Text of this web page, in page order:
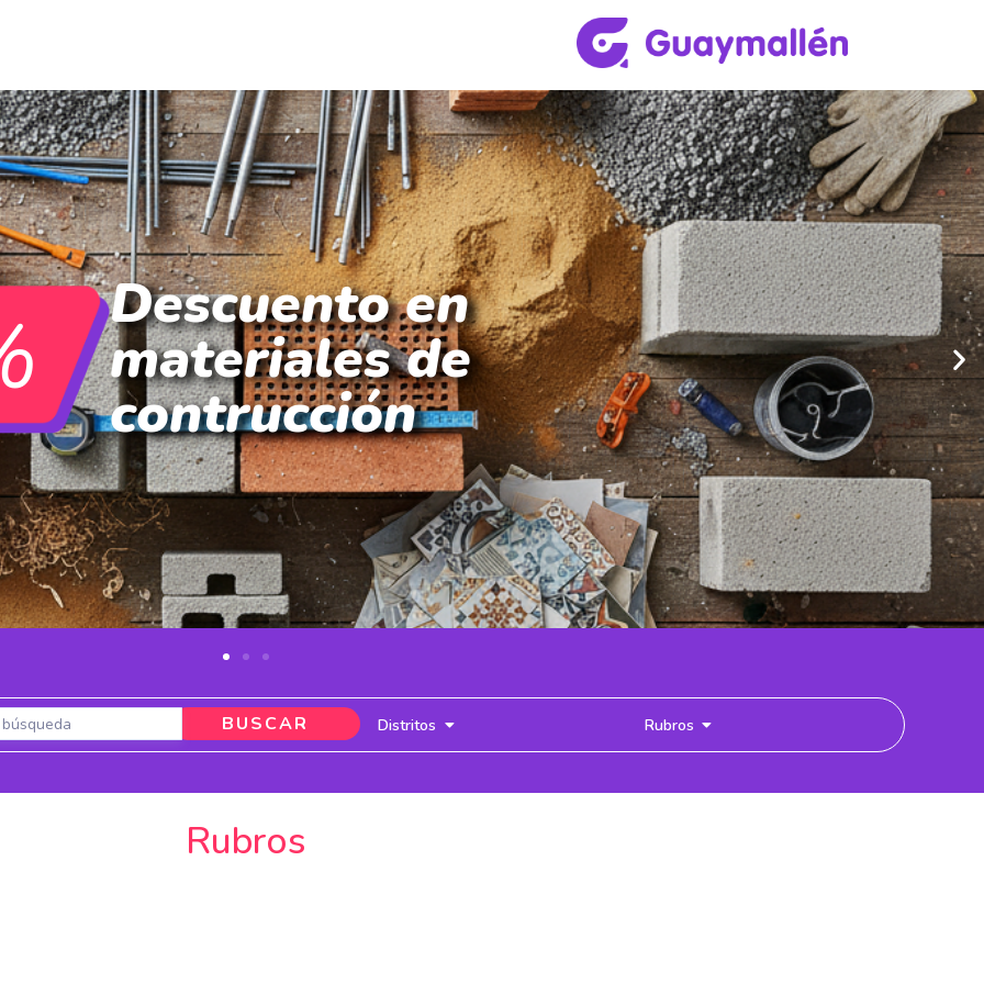
Descuento en
materiales de
contrucción
BUSCAR Distritos Rubros
Rubros